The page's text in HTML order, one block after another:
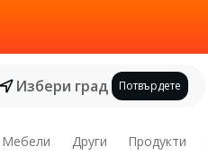
Избери град Потвърдете
Мебели Други Продукти